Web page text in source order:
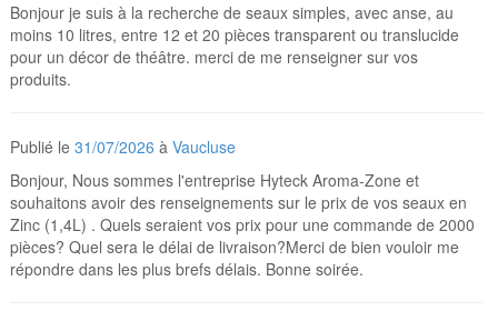
Bonjour je suis à la recherche de seaux simples, avec anse, au
moins 10 litres, entre 12 et 20 pièces transparent ou translucide
pour un décor de théâtre. merci de me renseigner sur vos
produits.
Publié le31/07/2026 àVaucluse
Bonjour, Nous sommes l'entreprise Hyteck Aroma-Zone et
souhaitons avoir des renseignements sur le prix de vos seaux en
Zinc (1,4L) . Quels seraient vos prix pour une commande de 2000
pièces? Quel sera le délai de livraison?Merci de bien vouloir me
répondre dans les plus brefs délais. Bonne soirée.